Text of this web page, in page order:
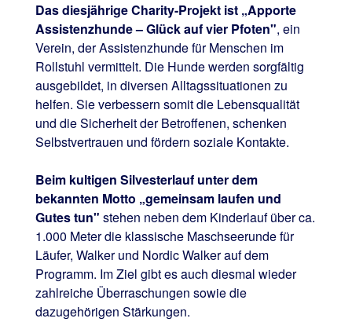
Das diesjährige Charity-Projekt ist „Apporte
Assistenzhunde – Glück auf vier Pfoten", ein
Verein, der Assistenzhunde für Menschen im
Rollstuhl vermittelt. Die Hunde werden sorgfältig
ausgebildet, in diversen Alltagssituationen zu
helfen. Sie verbessern somit die Lebensqualität
und die Sicherheit der Betroffenen, schenken
Selbstvertrauen und fördern soziale Kontakte.
Beim kultigen Silvesterlauf unter dem
bekannten Motto „gemeinsam laufen und
Gutes tun" stehen neben dem Kinderlauf über ca.
1.000 Meter die klassische Maschseerunde für
Läufer, Walker und Nordic Walker auf dem
Programm. Im Ziel gibt es auch diesmal wieder
zahlreiche Überraschungen sowie die
dazugehörigen Stärkungen.